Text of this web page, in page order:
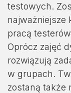
testowych.
najważniejsze
pracą
Oprócz zajęć
rozwiązują
w grupach.
zostaną także